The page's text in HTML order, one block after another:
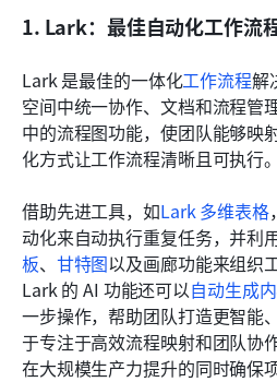
1. Lark：最佳自动化工作流
Lark 是最佳的一体化工作流程解
空间中统一协作、文档和流程管
中的流程图功能，使团队能够映
化方式让工作流程清晰且可执行。
借助先进工具，如Lark 多维表格
动化来自动执行重复任务，并利
板、 甘特图以及画廊功能来组织
Lark 的 AI 功能还可以自动生成
一步操作，帮助团队打造更智能
于专注于高效流程映射和团队协
在大规模生产力提升的同时确保